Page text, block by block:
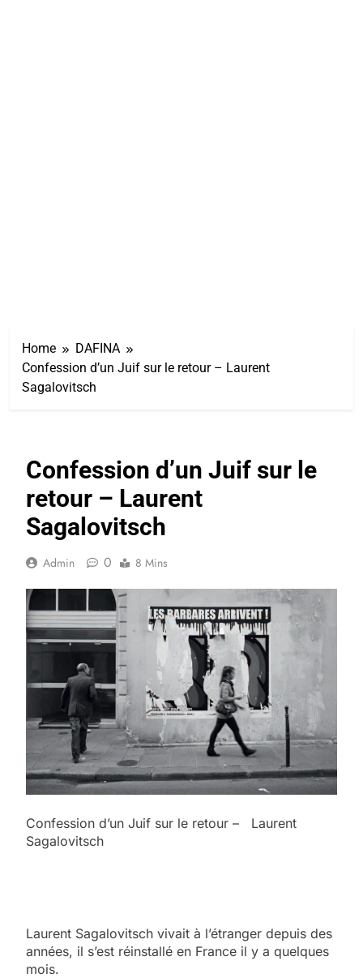
Home
DAFINA
Confession d’un Juif sur le retour – Laurent
Sagalovitsch
Confession d’un Juif sur le
retour – Laurent
Sagalovitsch
Admin 0 8 Mins
Confession d’un Juif sur le retour – Laurent
Sagalovitsch
Laurent Sagalovitsch vivait à l’étranger depuis des
années, il s’est réinstallé en France il y a quelques
mois.